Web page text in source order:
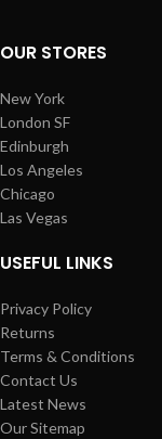
OUR STORES
New York
London SF
Edinburgh
Los Angeles
Chicago
Las Vegas
USEFUL LINKS
Privacy Policy
Returns
Terms & Conditions
Contact Us
Latest News
Our Sitemap